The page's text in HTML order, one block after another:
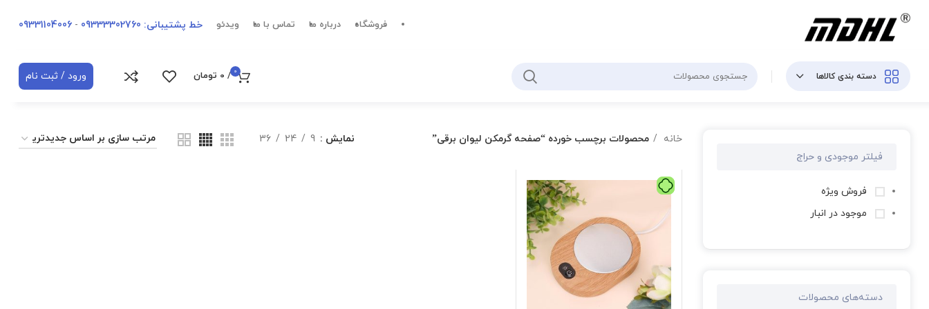
فروشگاه درباره ما تماس با ما ویدئو خط پشتیبانی: 09333302760 -
09331104006
دسته بندی کالاها 0
/
0 تومان ورود / ثبت نام
فیلتر موجودی و حراج
فروش ویژه
موجود در انبار
دسته‌های محصولات
خانه محصولات برچسب خورده “صفحه گرمکن لیوان برقی” نمایش 9
24
36